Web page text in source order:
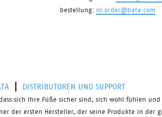
Umstände
bestellung: nl.order@bata.com
DISTRIBUTOREN UND SUPPORT
sich Ihre Füße sicher sind, sich wohl fühlen
der ersten Hersteller, der seine Produkte in der